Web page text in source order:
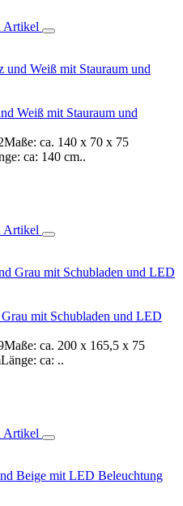
Artikel
Weiß mit Stauraum und
ca. 140 x 70 x 75
ca: 140 cm..
Artikel
mit Schubladen und LED
ca. 200 x 165,5 x 75
ca: ..
Artikel